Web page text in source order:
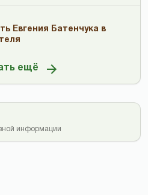
Евгения Батенчука в
ещё
информации